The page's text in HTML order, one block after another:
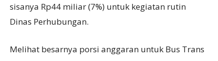
sisanya Rp44 miliar (7%) untuk kegiatan rutin
Dinas Perhubungan.
Melihat besarnya porsi anggaran untuk Bus Trans